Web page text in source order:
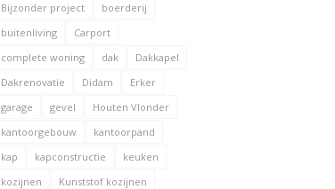
Bijzonder project
boerderij
buitenliving
Carport
complete woning
dak
Dakkapel
Dakrenovatie
Didam
Erker
garage
gevel
Houten Vlonder
kantoorgebouw
kantoorpand
kap
kapconstructie
keuken
kozijnen
Kunststof kozijnen